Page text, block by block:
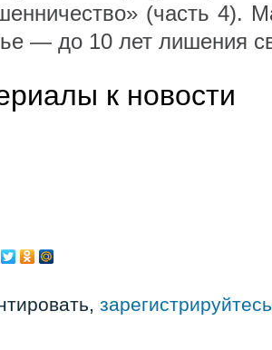
(часть 4).
— до 10 лет лишения
к новости
зарегистрируйтесь